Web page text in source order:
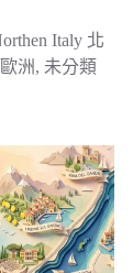
Italy 北
洲, 未分類